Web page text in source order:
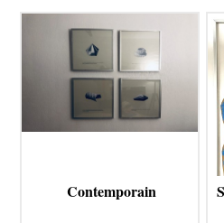
Contemporain